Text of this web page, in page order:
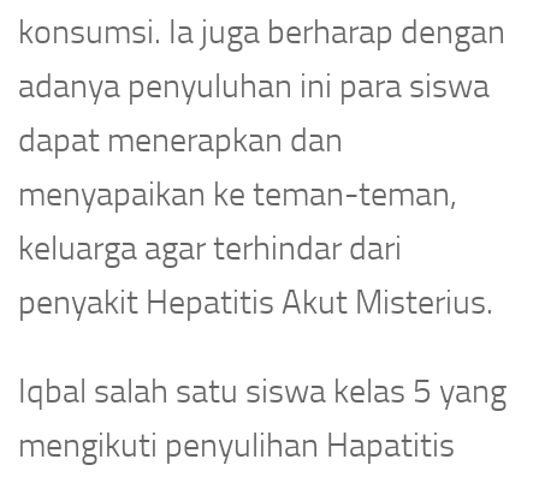
konsumsi. Ia juga berharap dengan
adanya penyuluhan ini para siswa
dapat menerapkan dan
menyapaikan ke teman-teman,
keluarga agar terhindar dari
penyakit Hepatitis Akut Misterius.
Iqbal salah satu siswa kelas 5 yang
mengikuti penyulihan Hapatitis